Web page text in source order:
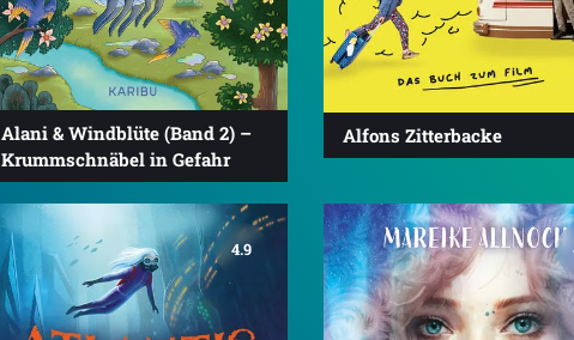
Alani & Windblüte (Band 2) –
Krummschnäbel in Gefahr
Alfons Zitterbacke
4.9